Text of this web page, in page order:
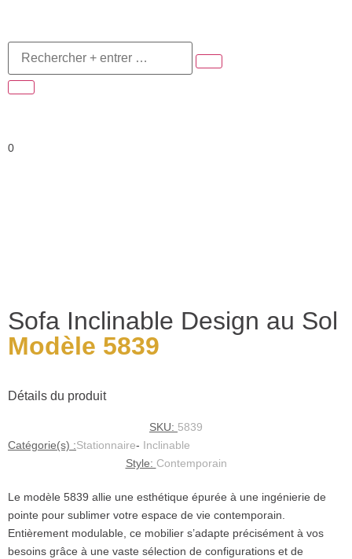
0
Sofa Inclinable Design au Sol
Modèle 5839
Détails du produit
SKU: 5839
Catégorie(s) :Stationnaire- Inclinable
Style: Contemporain
Le modèle 5839 allie une esthétique épurée à une ingénierie de
pointe pour sublimer votre espace de vie contemporain.
Entièrement modulable, ce mobilier s’adapte précisément à vos
besoins grâce à une vaste sélection de configurations et de